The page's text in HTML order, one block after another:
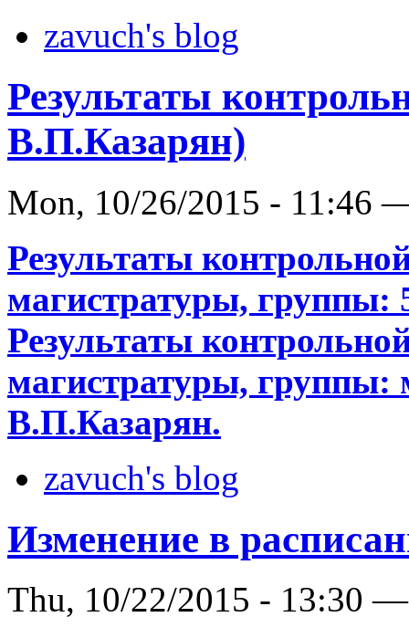
zavuch's blog
Результаты
В.П.Казарян)
Mon, 10/26/2015 - 11:46
Результаты
магистратуры, группы:
Результаты
магистратуры, группы:
В.П.Казарян.
zavuch's blog
Изменение в
Thu, 10/22/2015 - 13:30